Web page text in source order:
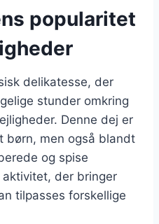
popularitet
delikatesse, der
stunder omkring
Denne dej er
børn, men også blandt
og spise
der bringer
tilpasses forskellige